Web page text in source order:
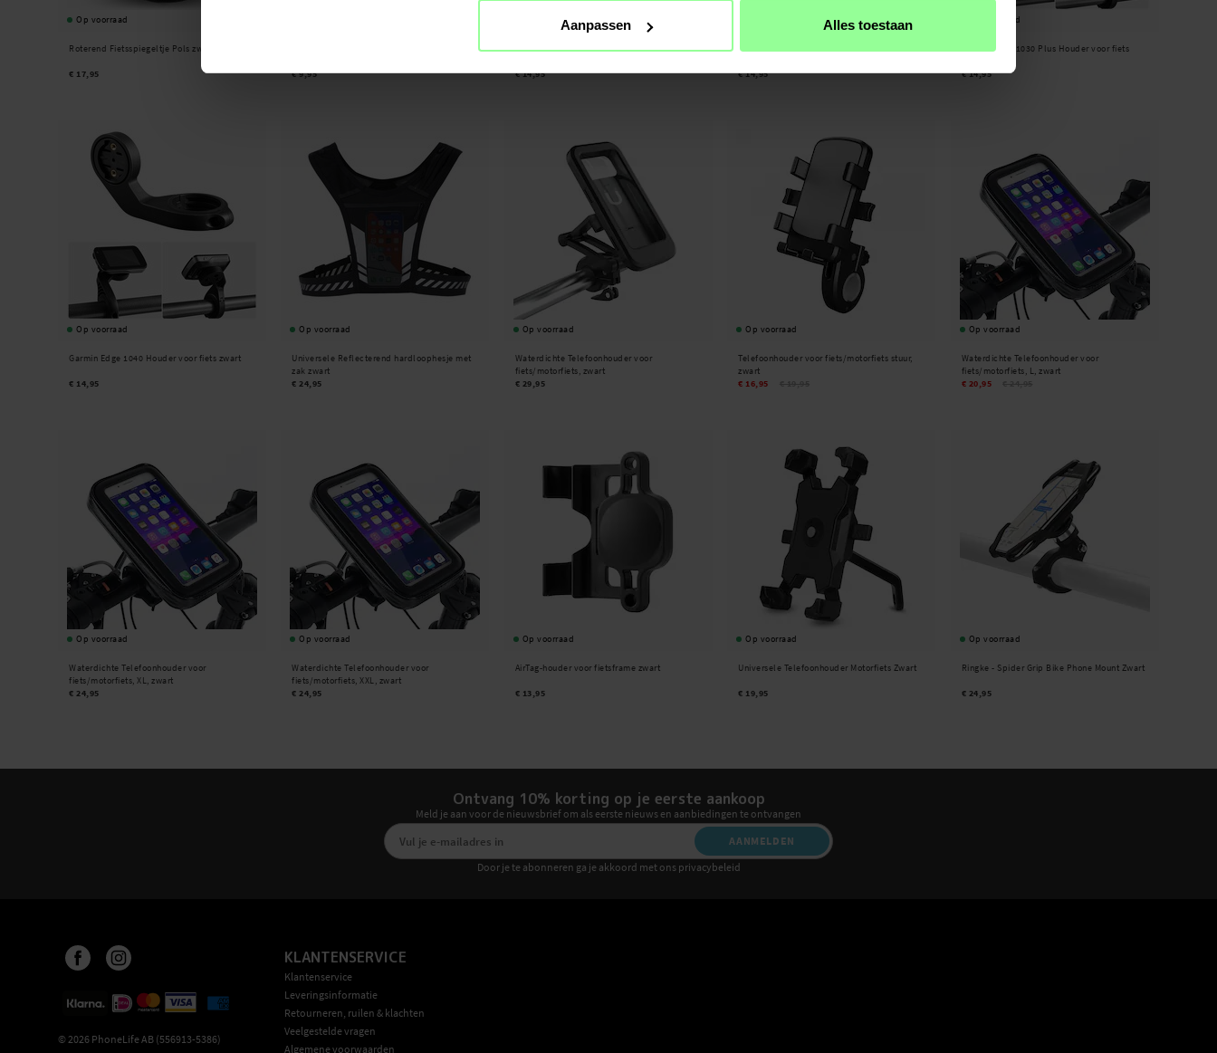
Aanpassen Alles toestaan
Op voorraad
Roterend Fietsspiegeltje Pols zwart
€ 17,95 € 9,95
Op voorraad
Garmin Edge 530 Houder voor fiets zwart
€ 14,95
Garmin Edge 830 Houder voor fiets zwart
€ 14,95
Op voorraad
Garmin Edge 1030 Plus Houder voor fiets
€ 14,95
Op voorraad
Garmin Edge 1040 Houder voor fiets zwart
€ 14,95
Op voorraad
Universele Reflecterend hardloophesje met
zak zwart
€ 24,95
Op voorraad
Waterdichte Telefoonhouder voor
fiets/motorfiets, zwart
€ 29,95
Op voorraad
Telefoonhouder voor fiets/motorfiets stuur,
zwart
€ 16,95
Op voorraad
Waterdichte Telefoonhouder voor
fiets/motorfiets, L, zwart
€ 20,95
Op voorraad
Waterdichte Telefoonhouder voor
fiets/motorfiets, XL, zwart
€ 24,95
Op voorraad
Waterdichte Telefoonhouder voor
fiets/motorfiets, XXL, zwart
€ 24,95
Op voorraad
AirTag-houder voor fietsframe zwart
€ 13,95
Op voorraad
Universele Telefoonhouder Motorfiets Zwart
€ 19,95
Op voorraad
Ringke - Spider Grip Bike Phone Mount Zwart
€ 24,95
Ontvang 10% korting op je eerste aankoop
Meld je aan voor de nieuwsbrief om als eerste nieuws en aanbiedingen te ontvangen
AANMELDEN
Door je te abonneren ga je akkoord met ons privacybeleid
© 2026 PhoneLife AB (556913-5386)
KLANTENSERVICE
Klantenservice
Leveringsinformatie
Retourneren, ruilen & klachten
Veelgestelde vragen
Algemene voorwaarden